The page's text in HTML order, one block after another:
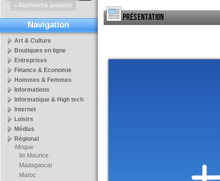
Présentation
» Recherche avancée
Navigation
Art & Culture
Boutiques en ligne
Entreprises
Finance & Economie
Hommes & Femmes
Informations
Informatique & High tech
Internet
Loisirs
Médias
Régional
Afrique
Ile Maurice
Madagascar
Maroc